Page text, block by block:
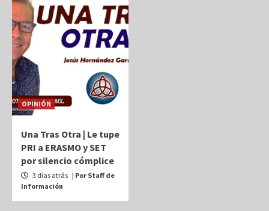
OPINIÓN
Una Tras Otra | Le tupe
PRI a ERASMO y SET
por silencio cómplice
3 días atrás | Por Staff de
Información